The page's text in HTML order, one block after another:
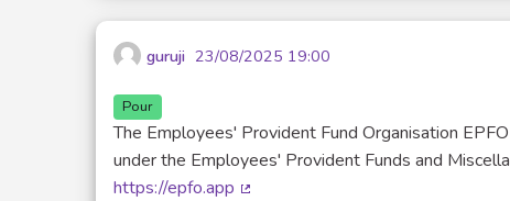
guruji 23/08/2025 19:00
Pour
The Employees' Provident Fund Organisation
under the Employees' Provident Funds and
https://epfo.app